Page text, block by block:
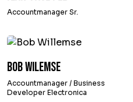
Accountmanager Sr.
Bob Wilemse
Accountmanager / Business
Developer Electronica